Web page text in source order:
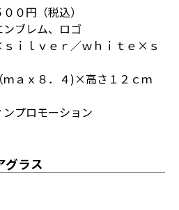
０円（税込）
ンブレム、ロゴ
ｉｌｖｅｒ／ｗｈｉｔｅ×ｓ
ｍａｘ８．４)×高さ１２ｃｍ
ンプロモーション
ラス